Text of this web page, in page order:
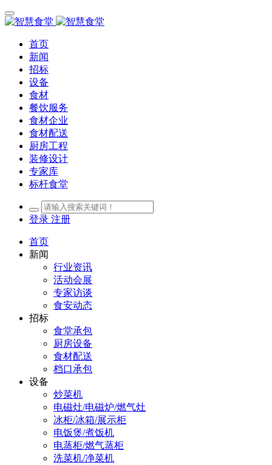
首页
新闻
招标
设备
食材
餐饮服务
食材企业
食材配送
厨房工程
装修设计
专家库
标杆食堂
登录 注册
首页
新闻
行业资讯
活动会展
专家访谈
食安动态
招标
食堂承包
厨房设备
食材配送
档口承包
设备
炒菜机
电磁灶/电磁炉/燃气灶
冰柜/冰箱/展示柜
电饭煲/煮饭机
电蒸柜/燃气蒸柜
洗菜机/净菜机